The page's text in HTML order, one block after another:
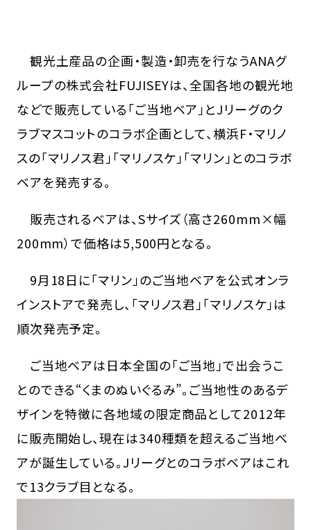
観光土産品の企画・製造・卸売を行なうANAグ
ループの株式会社FUJISEYは、全国各地の観光地
などで販売している「ご当地ベア」とJリーグのク
ラブマスコットのコラボ企画として、横浜F・マリノ
スの「マリノス君」「マリノスケ」「マリン」とのコラボ
ベアを発売する。
販売されるベアは、Sサイズ（高さ260mm×幅
200mm）で価格は5,500円となる。
9月18日に「マリン」のご当地ベアを公式オンラ
インストアで発売し、「マリノス君」「マリノスケ」は
順次発売予定。
ご当地ベアは日本全国の「ご当地」で出会うこ
とのできる“くまのぬいぐるみ”。ご当地性のあるデ
ザインを特徴に各地域の限定商品として2012年
に販売開始し、現在は340種類を超えるご当地ベ
アが誕生している。Jリーグとのコラボベアはこれ
で13クラブ目となる。